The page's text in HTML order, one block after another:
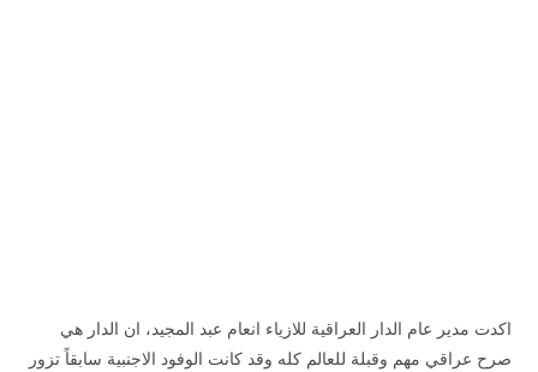
اكدت مدير عام الدار العراقية للازياء انعام عبد المجيد، ان الدار هي
صرح عراقي مهم وقبلة للعالم كله وقد كانت الوفود الاجنبية سابقاً تزور